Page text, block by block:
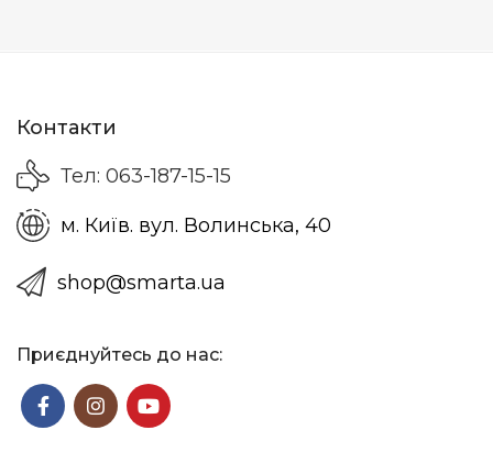
Контакти
Тел: 063-187-15-15
м. Київ. вул. Волинська, 40
shop@smarta.ua
Приєднуйтесь до нас: